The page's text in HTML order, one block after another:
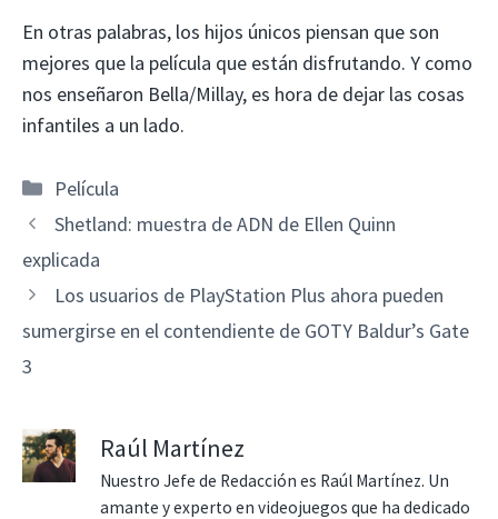
En otras palabras, los hijos únicos piensan que son
mejores que la película que están disfrutando. Y como
nos enseñaron Bella/Millay, es hora de dejar las cosas
infantiles a un lado.
Categorías
Película
Shetland: muestra de ADN de Ellen Quinn
explicada
Los usuarios de PlayStation Plus ahora pueden
sumergirse en el contendiente de GOTY Baldur’s Gate
3
Raúl Martínez
Nuestro Jefe de Redacción es Raúl Martínez. Un
amante y experto en videojuegos que ha dedicado